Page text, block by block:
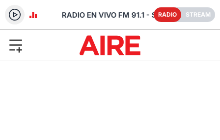
RADIO EN VIVO FM 91.1 - SANTA FE
RADIO STREAM